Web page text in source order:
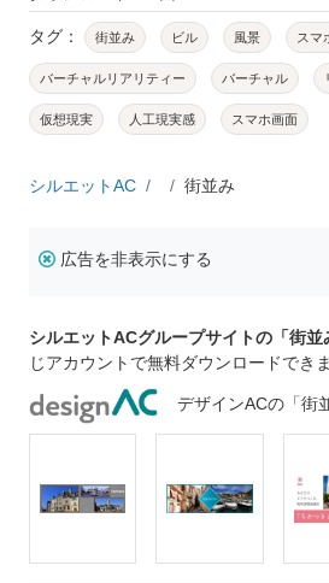
タグ： 街並み ビル 風景 スマ
バーチャルリアリティー バーチャル
仮想現実 人工現実感 スマホ画面
シルエットAC 街並み
広告を非表示にする
シルエットACグループサイトの「街
じアカウントで無料ダウンロードできま
デザインACの「街